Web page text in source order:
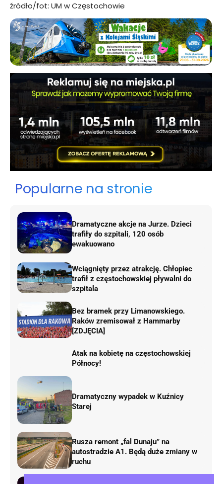
źródło/fot: UM w Częstochowie
Popularne na stronie
Dramatyczne akcje na Jurze. Dzieci
trafiły do szpitali, 120 osób
ewakuowano
Wciągnięty przez atrakcję. Chłopiec
trafił z częstochowskiej pływalni do
szpitala
Bez bramek przy Limanowskiego.
Raków zremisował z Hammarby
[ZDJĘCIA]
Atak na kobietę na częstochowskiej
Północy!
Dramatyczny wypadek w Kuźnicy
Starej
Rusza remont „fal Dunaju” na
autostradzie A1. Będą duże zmiany w
ruchu